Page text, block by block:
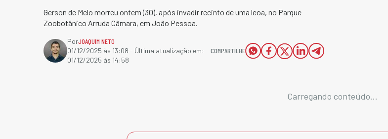
Gerson de Melo morreu ontem (30), após invadir recinto de uma leoa, no Parque
Zoobotânico Arruda Câmara, em João Pessoa.
PorJOAQUIM NETO
01/12/2025 às 13:08 - Última atualização em:
01/12/2025 às 14:58
COMPARTILHE
Carregando conteúdo...